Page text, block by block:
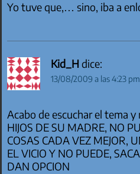
Yo tuve que,… sino, iba a
Kid_Hdice:
13/08/2009 a las 4:23 pm
Acabo de escuchar el tema
HIJOS DE SU MADRE, NO
COSAS CADA VEZ MEJOR,
EL VICIO Y NO PUEDE,
DAN OPCION